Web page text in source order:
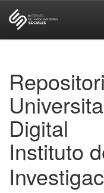
Digital
Instituto